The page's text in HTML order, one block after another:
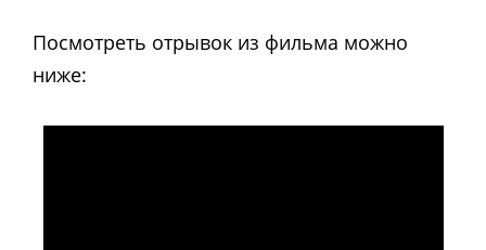
Посмотреть отрывок из фильма можно
ниже: